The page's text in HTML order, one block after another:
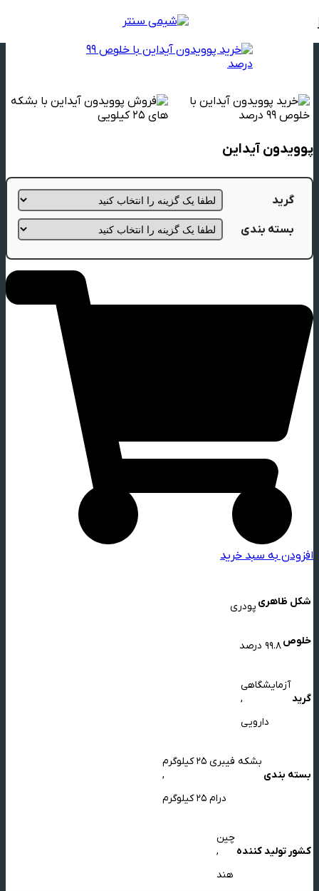
مواد اولیه دارویی
پوویدون آیداین
گرید
بسته بندی
افزودن به سبد خرید
شکل ظاهری پودری
خلوص99.8 درصد
گرید
آزمایشگاهی
,
دارویی
بسته بندی
بشکه فیبری 25 کیلوگرم
,
درام 25 کیلوگرم
کشور تولید کننده
چین
,
هند